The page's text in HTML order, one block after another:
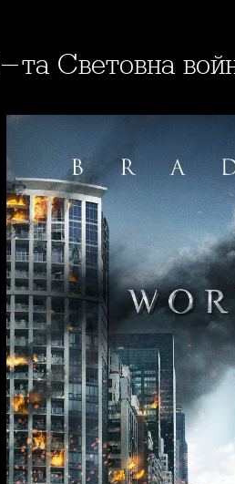
Z-та Световна